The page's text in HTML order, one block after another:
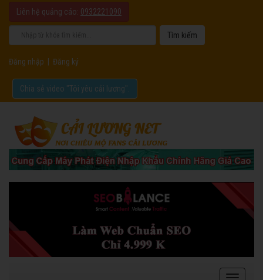
Liên hệ quảng cáo: 0932221090
Đăng nhập Đăng ký
Chia sẻ video "Tôi yêu cải lương".